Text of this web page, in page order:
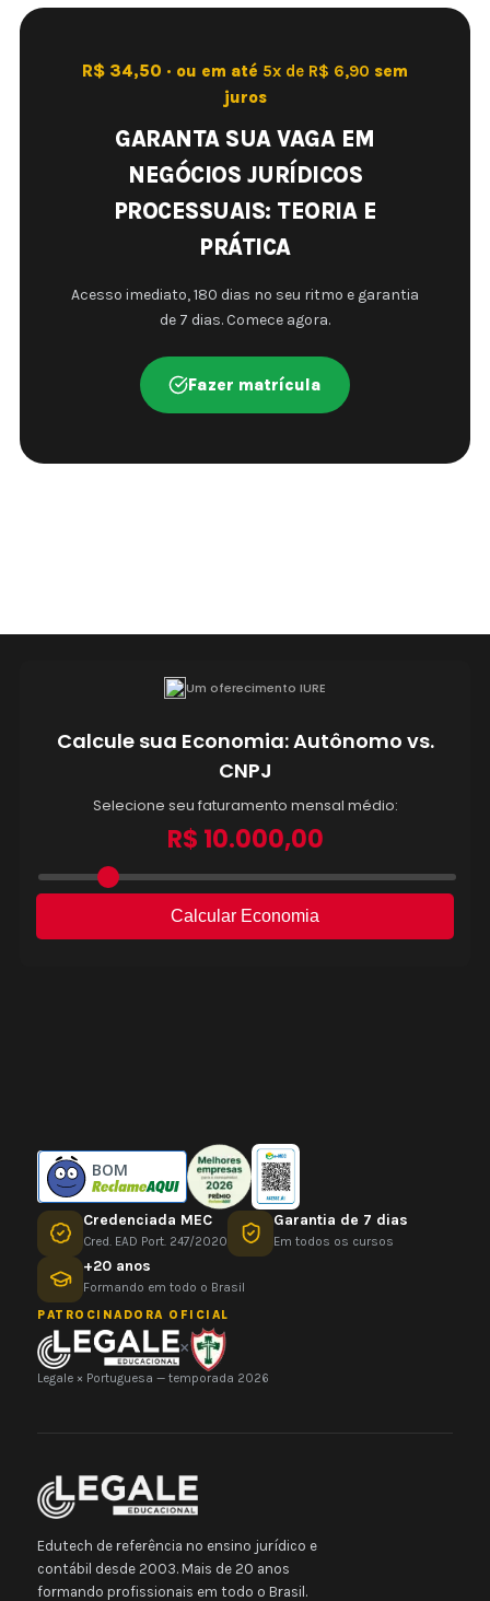
R$ 34,50 · ou em até 5x de R$ 6,90 sem
juros
GARANTA SUA VAGA EM
NEGÓCIOS JURÍDICOS
PROCESSUAIS: TEORIA E
PRÁTICA
Acesso imediato, 180 dias no seu ritmo e garantia
de 7 dias. Comece agora.
Fazer matrícula
BOM
Credenciada MEC
Cred. EAD Port. 247/2020
Garantia de 7 dias
Em todos os cursos
+20 anos
Formando em todo o Brasil
PATROCINADORA OFICIAL
×
Legale × Portuguesa — temporada 2026
Edutech de referência no ensino jurídico e
contábil desde 2003. Mais de 20 anos
formando profissionais em todo o Brasil.